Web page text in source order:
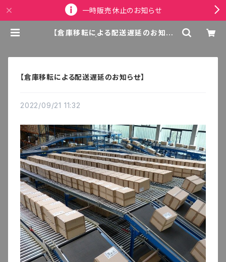
一時販売休止のお知らせ
【倉庫移転による配送遅延のお知ら
【倉庫移転による配送遅延のお知らせ】
2022/09/21 11:32